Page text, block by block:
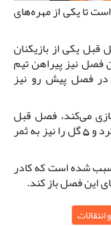
تا یکی از مهره‌های
یکی از بازیکنان
نیز پیراهن تیم
فصل پیش رو نیز
می‌کند، فصل قبل
برای تیم خود نزدیک به 2400 دقیقه بازی کرد و 5 گل را نیز به ثمر
شده است که کادر
این فصل باز کند.
انتقالات